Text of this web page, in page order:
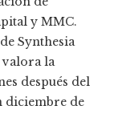
y MMC.
Synthesia
valora la
después del
diciembre de